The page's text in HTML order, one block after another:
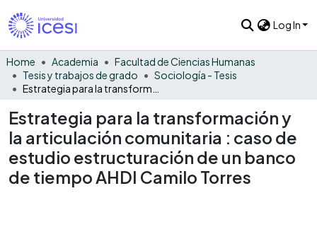
Log In
Home Academia
Facultad de Ciencias Humanas
Tesis y trabajos de grado
Sociología - Tesis
Estrategia para la transformación y
la articulación comunitaria : caso de
estudio estructuración de un banco
de tiempo AHDI Camilo Torres